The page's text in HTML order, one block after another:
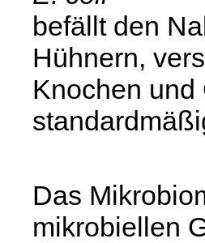
befällt den
Hühnern,
Knochen
Das
mikrobiellen